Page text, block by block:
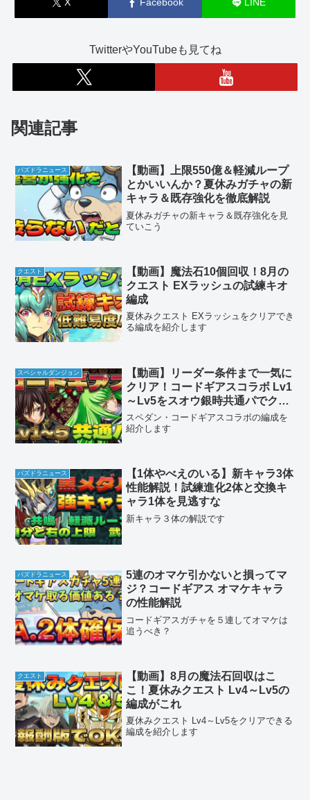
TwitterやYouTubeも見てね
関連記事
パズドラニュース
【動画】上限550億＆軽減ループ
とかいいんか？夏休みガチャの新
キャラ＆既存強化を徹底解説
夏休みガチャの新キャラ＆既存強化を見
ていこう
クエスト
【動画】魔法石10個回収！8月の
クエスト EXラッシュの試練キオ
編成
夏休みクエスト EXラッシュをクリアでき
る編成を紹介します
スペシャルダンジョン
【動画】リーダー条件まで一気に
クリア！コードギアスコラボ Lv1
～Lv5をスオウ銀時共通パでクリ
ア
スペダン・コードギアスコラボの編成を
紹介します
パズドラニュース
【1体やべえのいる】新キャラ3体
性能解説！試練進化2体と交換キ
ャラ1体を見逃すな
新キャラ３体の解説です
パズドラニュース
5連のオマケ引かないと損ってマ
ジ？コードギアス オマケキャラ
の性能解説
コードギアスガチャを５連してオマケは
追うべき？
クエスト
【動画】8月の魔法石回収はこ
こ！夏休みクエスト Lv4～Lv5の
編成がこれ
夏休みクエスト Lv4～Lv5をクリアできる
編成を紹介します